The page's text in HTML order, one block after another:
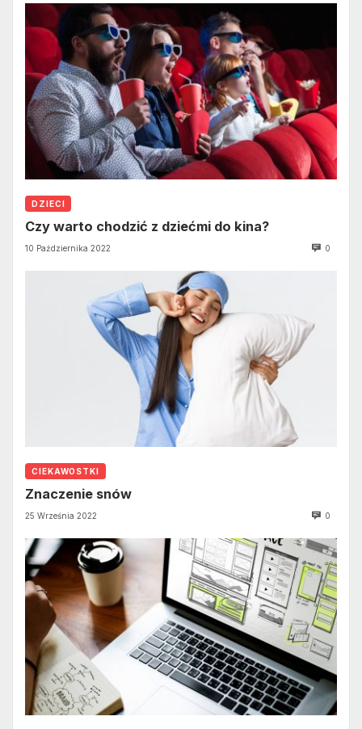
DZIECI
Czy warto chodzić z dziećmi do kina?
10 Października 2022 0
CIEKAWOSTKI
Znaczenie snów
25 Września 2022 0